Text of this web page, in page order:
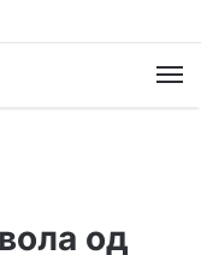
од